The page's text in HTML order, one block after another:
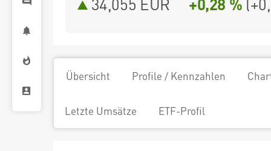
Übersicht Profile / Kennzahlen
Letzte Umsätze ETF-Profil